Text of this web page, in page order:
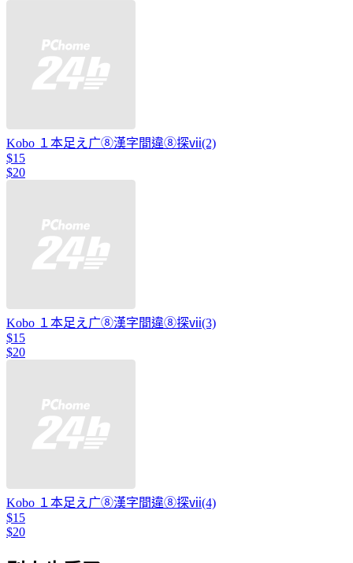
Kobo １本足え广⑧漢字間違⑧探ⅶ(2)
$15
$20
Kobo １本足え广⑧漢字間違⑧探ⅶ(3)
$15
$20
Kobo １本足え广⑧漢字間違⑧探ⅶ(4)
$15
$20